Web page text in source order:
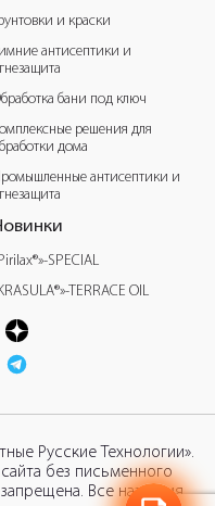
и краски
антисептики и
бани под ключ
решения для
дома
антисептики и
SPECIAL
TERRACE OIL
Русские Технологии».
без письменного
Все названия